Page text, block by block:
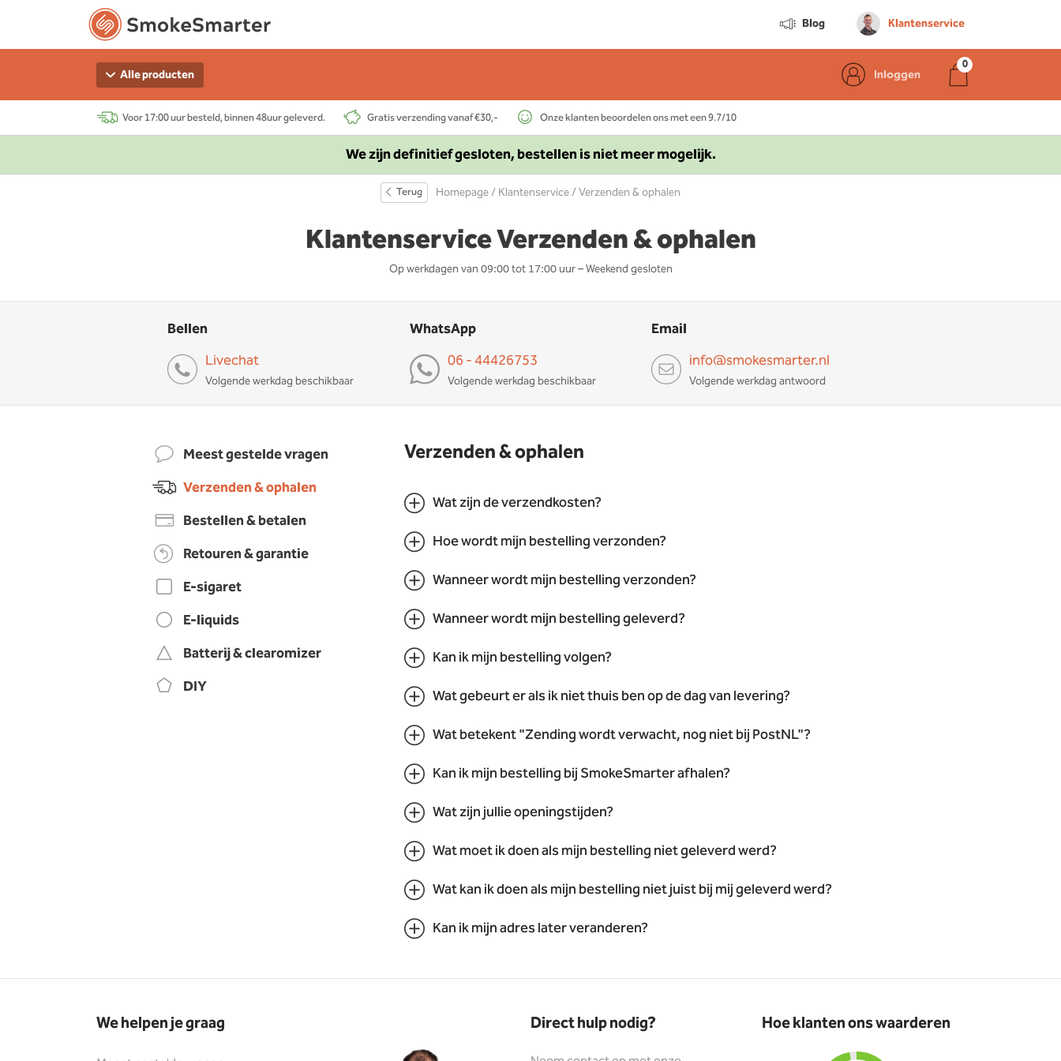
Blog Klantenservice
Alle producten Inloggen
Voor 17:00 uur besteld, binnen 48uur geleverd. Gratis verzending vanaf €30,- Onze klanten beoordelen ons met een 9.7/10
We zijn definitief gesloten, bestellen is niet meer mogelijk.
Terug Homepage/Klantenservice/ Verzenden & ophalen
Klantenservice Verzenden & ophalen
Op werkdagen van 09:00 tot 17:00 uur – Weekend gesloten
Bellen
Livechat
Volgende werkdag beschikbaar
WhatsApp
06 - 44426753
Volgende werkdag beschikbaar
Email
info@smokesmarter.nl
Volgende werkdag antwoord
Meest gestelde vragen
Verzenden & ophalen
Bestellen & betalen
Retouren & garantie
E-sigaret
E-liquids
Batterij & clearomizer
DIY
Verzenden & ophalen
Wat zijn de verzendkosten?
Hoe wordt mijn bestelling verzonden?
Wanneer wordt mijn bestelling verzonden?
Wanneer wordt mijn bestelling geleverd?
Kan ik mijn bestelling volgen?
Wat gebeurt er als ik niet thuis ben op de dag van levering?
Wat betekent "Zending wordt verwacht, nog niet bij PostNL"?
Kan ik mijn bestelling bij SmokeSmarter afhalen?
Wat zijn jullie openingstijden?
Wat moet ik doen als mijn bestelling niet geleverd werd?
Wat kan ik doen als mijn bestelling niet juist bij mij geleverd werd?
Kan ik mijn adres later veranderen?
We helpen je graag Direct hulp nodig? Hoe klanten ons waarderen